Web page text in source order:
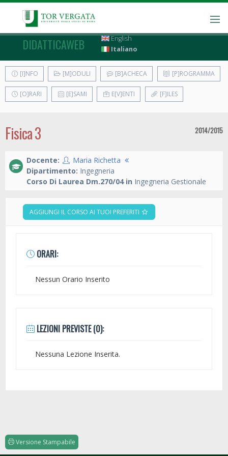
DIDATTICAWEB
English
Italiano
[I]NFO [M]ODULI [B]ACHECA [P]ROGRAMMA
[O]RARI [E]SAMI E[V]ENTI [F]ILES
Fisica 3 2014/2015
Docente:
Maria Richetta
Dipartimento: Ingegneria
Corso Di Laurea Dm.270/04 in Ingegneria Gestionale
AGGIUNGI IL CORSO AI TUOI PREFERITI
ORARI:
Nessun Orario Inserito
LEZIONI PREVISTE (0):
Nessuna Lezione Inserita.
Versione Stampabile